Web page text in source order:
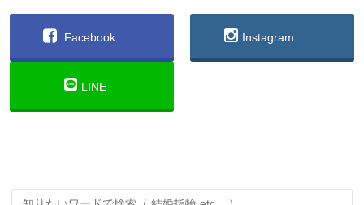
Facebook Instagram
LINE